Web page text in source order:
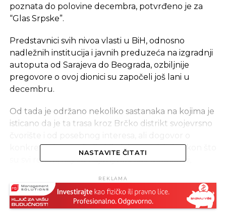
poznata do polovine decembra, potvrđeno je za
“Glas Srpske”.
Predstavnici svih nivoa vlasti u BiH, odnosno
nadležnih institucija i javnih preduzeća na izgradnji
autoputa od Sarajeva do Beograda, ozbiljnije
pregovore o ovoj dionici su započeli još lani u
decembru.
Od tada je održano nekoliko sastanaka na kojima je
isticano da je ta trasa kroz Brčko distrikt svojevrsno
konkretnoj putanji nije bilo lako postići ni nakon što
su svi rokovi, koji su najavljivani kao definitivni,
Ipak, situacija je krenula nabolje početkom
septembra kada su zvaničnici Brčko distrikta sa
NASTAVITE ČITATI
REKLAMA